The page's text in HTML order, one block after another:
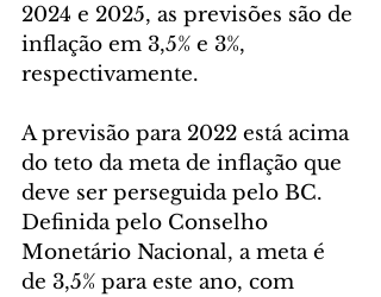
2024 e 2025, as previsões são de
inflação em 3,5% e 3%,
respectivamente.
A previsão para 2022 está acima
do teto da meta de inflação que
deve ser perseguida pelo BC.
Definida pelo Conselho
Monetário Nacional, a meta é
de 3,5% para este ano, com